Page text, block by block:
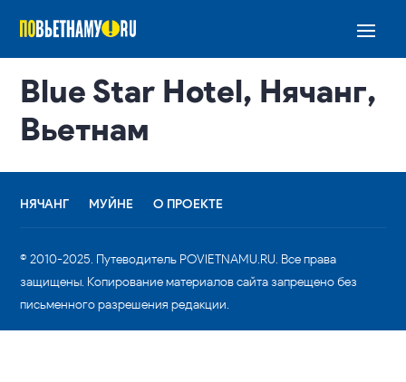
Blue Star Hotel, Нячанг,
Вьетнам
НЯЧАНГ МУЙНЕ О ПРОЕКТЕ
© 2010-2025. Путеводитель POVIETNAMU.RU. Все права
защищены. Копирование материалов сайта запрещено без
письменного разрешения редакции.